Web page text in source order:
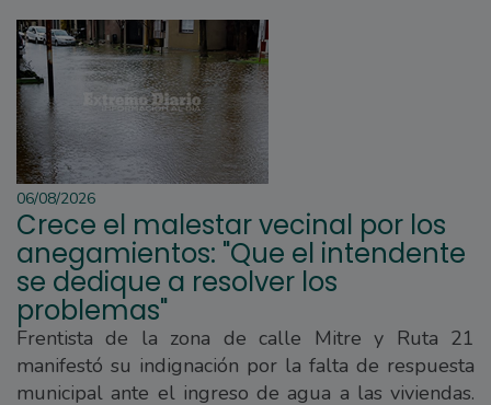
06/08/2026
Crece el malestar vecinal por los
anegamientos: "Que el intendente
se dedique a resolver los
problemas"
Frentista de la zona de calle Mitre y Ruta 21
manifestó su indignación por la falta de respuesta
municipal ante el ingreso de agua a las viviendas.